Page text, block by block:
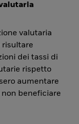
valutaria
risultare
dei tassi di
rispetto
aumentare
beneficiare